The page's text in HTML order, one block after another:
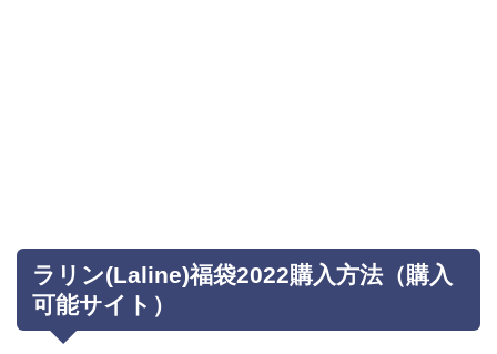
ラリン(Laline)福袋2022購入方法（購入
可能サイト）